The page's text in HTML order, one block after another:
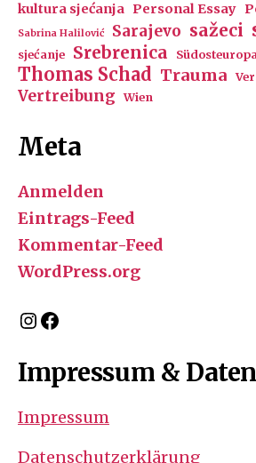
kultura sjećanja Personal Essay
Sabrina Halilović Sarajevo sažeci
sjećanje
Srebrenica
Thomas Schad Trauma
Vertreibung Wien
Meta
Anmelden
Eintrags-Feed
Kommentar-Feed
WordPress.org
Instagram
Facebook
Impressum &
Impressum
Datenschutzerklärung